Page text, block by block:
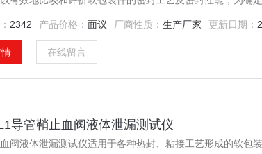
2342 产品价格： 面议 厂商性质： 生产厂家 更新日期：
在线留言
导管鞘止血阀液体泄漏测试仪
阀液体泄漏测试仪适用于各种热封、粘接工艺形成的软包